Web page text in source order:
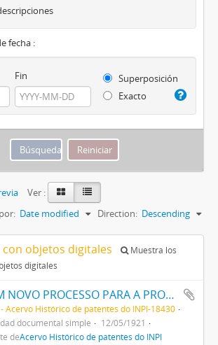
fecha :
Fin
Superposición
Exacto
Ver :
Date modified Direction: Descending
objetos digitales
Muestra los
digitales
UM NOVO PROCESSO PARA A PRODUCÇÃO DE GAZES COMBUSTIVEIS
Acervo Histórico de patentes do INPI-18430
documental simple
12/05/1921
deAcervo Histórico de patentes do INPI